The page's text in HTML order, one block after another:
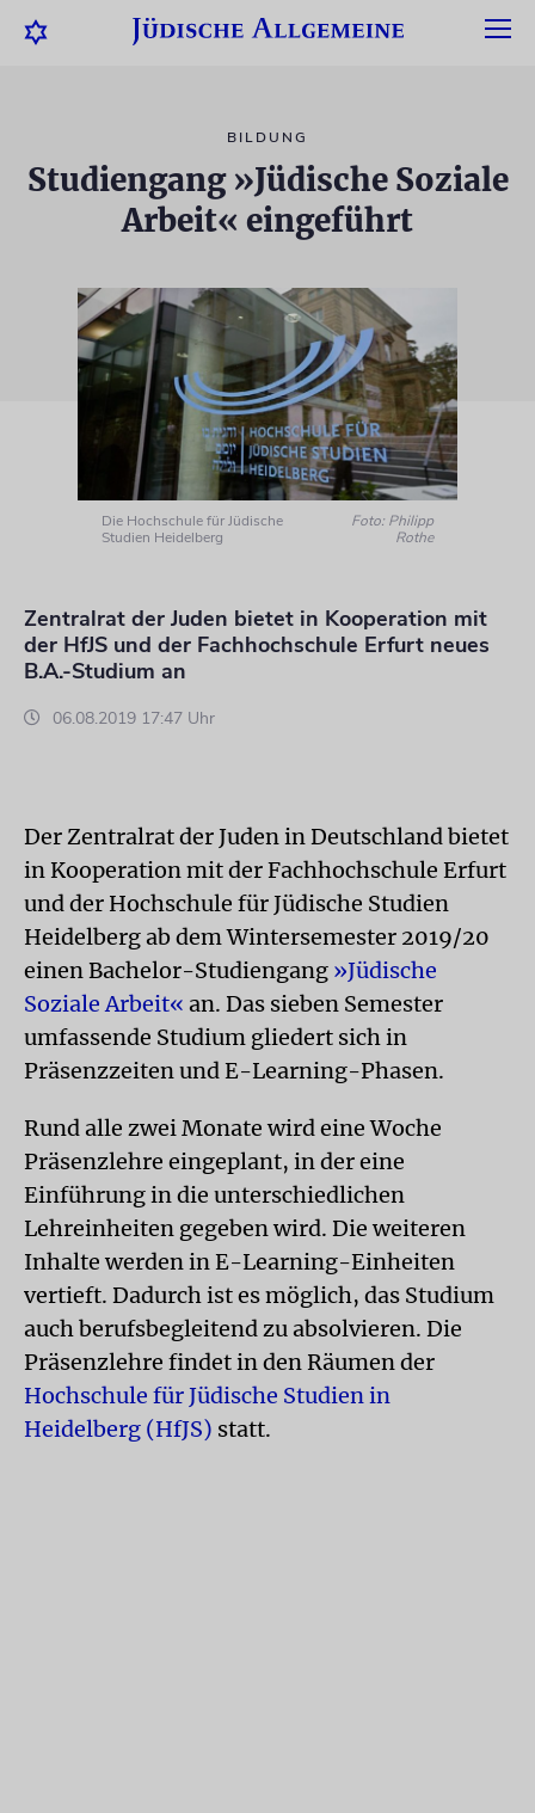
BILDUNG
Studiengang »Jüdische Soziale
Arbeit« eingeführt
Die Hochschule für Jüdische
Studien Heidelberg
Foto: Philipp
Rothe
Zentralrat der Juden bietet in Kooperation mit
der HfJS und der Fachhochschule Erfurt neues
B.A.-Studium an
06.08.2019 17:47 Uhr
Der Zentralrat der Juden in Deutschland bietet
in Kooperation mit der Fachhochschule Erfurt
und der Hochschule für Jüdische Studien
Heidelberg ab dem Wintersemester 2019/20
einen Bachelor-Studiengang »Jüdische
Soziale Arbeit« an. Das sieben Semester
umfassende Studium gliedert sich in
Präsenzzeiten und E-Learning-Phasen.
Rund alle zwei Monate wird eine Woche
Präsenzlehre eingeplant, in der eine
Einführung in die unterschiedlichen
Lehreinheiten gegeben wird. Die weiteren
Inhalte werden in E-Learning-Einheiten
vertieft. Dadurch ist es möglich, das Studium
auch berufsbegleitend zu absolvieren. Die
Präsenzlehre findet in den Räumen der
Hochschule für Jüdische Studien in
Heidelberg (HfJS) statt.